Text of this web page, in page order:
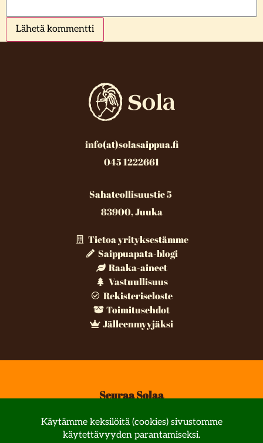
info(at)solasaippua.fi
045 1222661
Sahateollisuustie 5
83900, Juuka
Tietoa yrityksestämme
Saippuapata-blogi
Raaka-aineet
Vastuullisuus
Rekisteriseloste
Toimitusehdot
Jälleenmyyjäksi
Seuraa Solaa